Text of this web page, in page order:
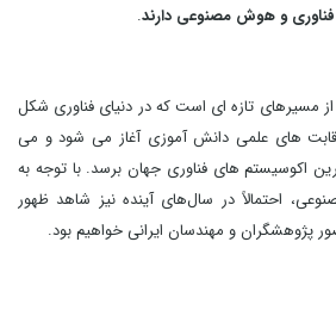
و هوش مصنوعی دارند.
از مسیرهای تازه ای است که در دنیای فناوری شکل
های علمی دانش‌ آموزی آغاز می شود و می
اکوسیستم‌ های فناوری جهان برسد. با توجه به
احتمالاً در سال‌های آینده نیز شاهد ظهور
پژوهشگران و مهندسان ایرانی خواهیم بود.